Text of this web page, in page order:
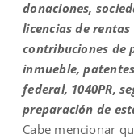
donaciones,
licencias de
contribuciones de
inmueble,
federal, 1040PR,
preparación de
Cabe mencionar